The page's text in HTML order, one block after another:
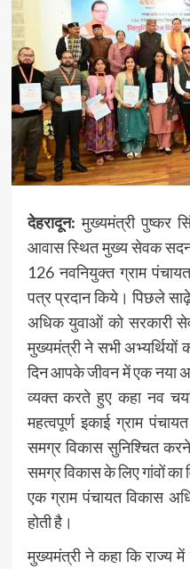
देहरादून:मुख्यमंत्री पुष्कर
आवास स्थित मुख्य सेवक सदन
126 नवनियुक्त ग्राम
पत्र प्रदान किये। पिछले
अधिक युवाओं को सरकारी
मुख्यमंत्री ने सभी
दिन आपके जीवन में एक नया
व्यक्त करते हुए कहा नव
महत्वपूर्ण इकाई ग्राम
समग्र विकास सुनिश्चित
समग्र विकास के लिए गांवों
एक ग्राम पंचायत विकास
होती है।
मुख्यमंत्री ने कहा कि राज्य